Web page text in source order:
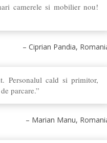
camerele si mobilier nou!
Ciprian Pandia
Personalul cald si primitor,
parcare.
Marian Manu